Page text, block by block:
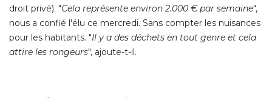
droit privé). "Cela représente environ 2.000 € par semaine",
nous a confié l'élu ce mercredi. Sans compter les nuisances
pour les habitants. "Il y a des déchets en tout genre et cela
attire les rongeurs", ajoute-t-il.